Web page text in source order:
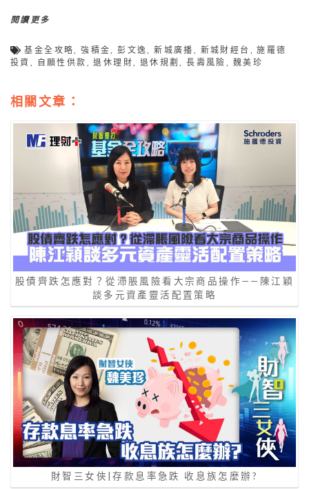
閱讀更多
基金全攻略,強積金,彭文逸,新城廣播 , 新城財經台 ,施羅德
投資 , 自願性供款 ,退休理財, 退休規劃,長壽風險 , 魏美珍
相關文章：
股債齊跌怎應對？從滯脹風險看大宗商品操作——陳江穎
談多元資產靈活配置策略
財智三女俠|存款息率急跌 收息族怎麼辦?